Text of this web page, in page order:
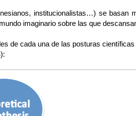
institucionalistas…) se basan
imaginario sobre las que
de cada una de las posturas